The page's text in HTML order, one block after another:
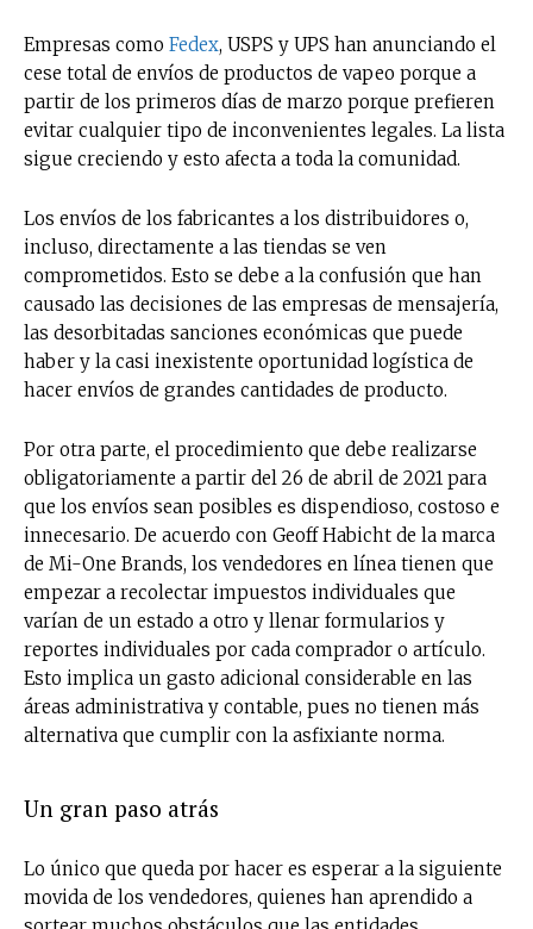
Empresas como Fedex, USPS y UPS han anunciando el
cese total de envíos de productos de vapeo porque a
partir de los primeros días de marzo porque prefieren
evitar cualquier tipo de inconvenientes legales. La lista
sigue creciendo y esto afecta a toda la comunidad.
Los envíos de los fabricantes a los distribuidores o,
incluso, directamente a las tiendas se ven
comprometidos. Esto se debe a la confusión que han
causado las decisiones de las empresas de mensajería,
las desorbitadas sanciones económicas que puede
haber y la casi inexistente oportunidad logística de
hacer envíos de grandes cantidades de producto.
Por otra parte, el procedimiento que debe realizarse
obligatoriamente a partir del 26 de abril de 2021 para
que los envíos sean posibles es dispendioso, costoso e
innecesario. De acuerdo con Geoff Habicht de la marca
de Mi-One Brands, los vendedores en línea tienen que
empezar a recolectar impuestos individuales que
varían de un estado a otro y llenar formularios y
reportes individuales por cada comprador o artículo.
Esto implica un gasto adicional considerable en las
áreas administrativa y contable, pues no tienen más
alternativa que cumplir con la asfixiante norma.
Un gran paso atrás
Lo único que queda por hacer es esperar a la siguiente
movida de los vendedores, quienes han aprendido a